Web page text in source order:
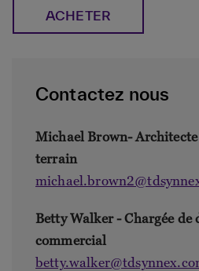
ACHETER
Contactez nous
Michael Brown-
terrain
Betty Walker - Chargée de
commercial